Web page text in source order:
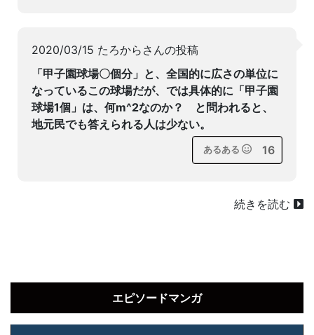
2020/03/15 たろからさんの投稿
「甲子園球場〇個分」と、全国的に広さの単位に
なっているこの球場だが、では具体的に「甲子園
球場1個」は、何m^2なのか？ と問われると、
地元民でも答えられる人は少ない。
あるある 16
続きを読む
エピソードマンガ